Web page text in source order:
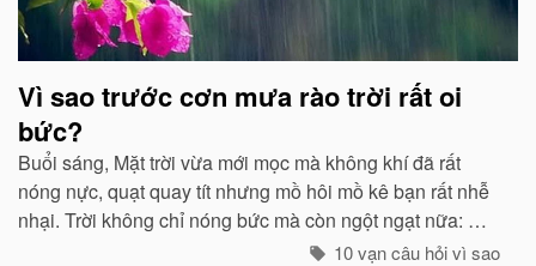
Vì sao trước cơn mưa rào trời rất oi
bức?
Buổi sáng, Mặt trời vừa mới mọc mà không khí đã rất
nóng nực, quạt quay tít nhưng mồ hôi mồ kê bạn rất nhễ
nhại. Trời không chỉ nóng bức mà còn ngột ngạt nữa: Đó
chính là dấu hiệu bắt đẩu của một cơn mưa rào...
10 vạn câu hỏi vì sao